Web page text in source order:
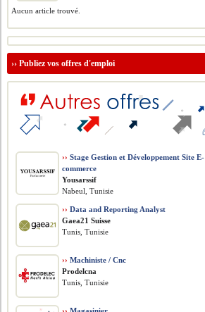
Aucun article trouvé.
››Publiez vos offres d'emploi
›› Stage Gestion et Développement Site E-
commerce
Yousarssif
Nabeul, Tunisie
›› Data and Reporting Analyst
Gaea21 Suisse
Tunis, Tunisie
›› Machiniste / Cnc
Prodelcna
Tunis, Tunisie